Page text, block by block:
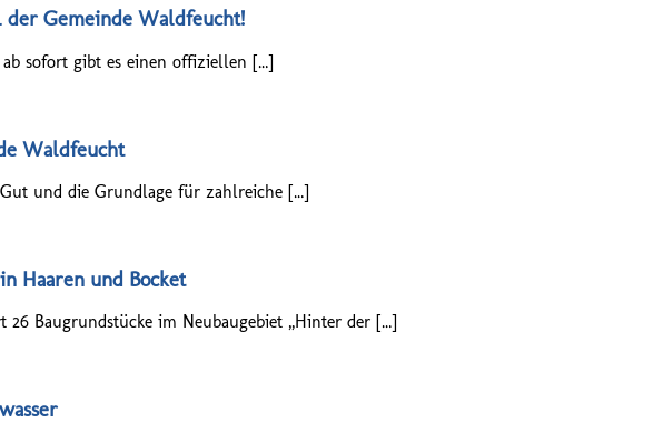
Gemeinde Waldfeucht!
ab sofort gibt es einen offiziellen […]
Waldfeucht
und die Grundlage für zahlreiche […]
Haaren und Bocket
Baugrundstücke im Neubaugebiet „Hinter der […]